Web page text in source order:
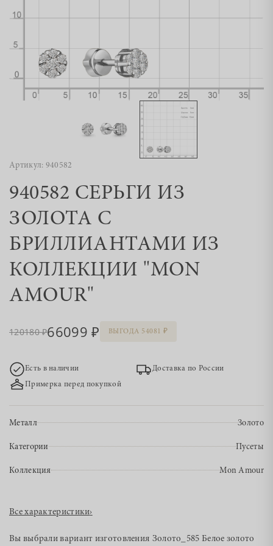
Артикул: 940582
940582 СЕРЬГИ ИЗ
ЗОЛОТА С
БРИЛЛИАНТАМИ ИЗ
КОЛЛЕКЦИИ "MON
AMOUR"
120180 66099 ВЫГОДА 54081
Есть в наличии
Доставка по России
Примерка перед покупкой
Металл Золото
Категории Пусеты
Коллекция Mon Amour
Все характеристики›
Вы выбрали вариант изготовления Золото_585 Белое золото